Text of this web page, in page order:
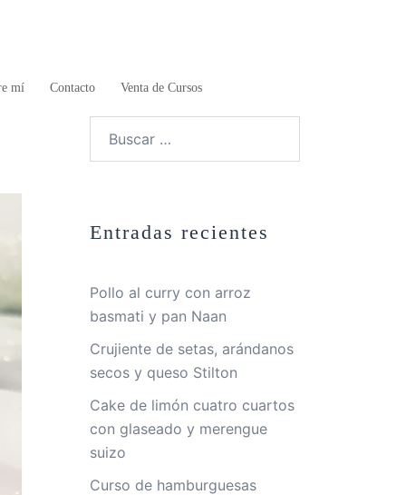
mí Contacto Venta de Cursos
Entradas recientes
Pollo al curry con arroz
basmati y pan Naan
Crujiente de setas, arándanos
secos y queso Stilton
Cake de limón cuatro cuartos
con glaseado y merengue
suizo
Curso de hamburguesas